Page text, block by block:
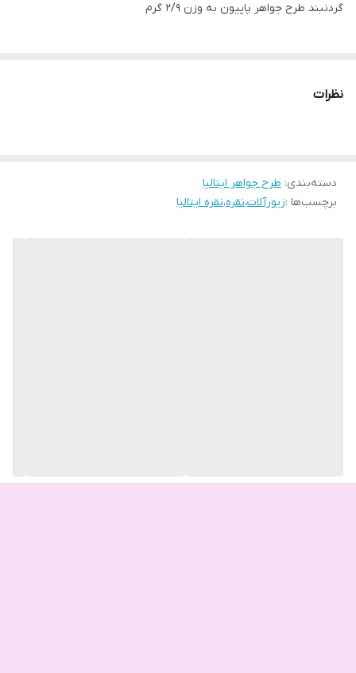
گردنبند طرح جواهر پاپیون به وزن ۲/۹ گرم
نظرات
دسته‌بندی: طرح جواهر ایتالیا
برچسب‌ها :زیورآلات،نقره،نقره ایتالیا